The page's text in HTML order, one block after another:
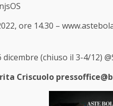
ore 14.30 –
(chiuso il 3-4/12)
Criscuolo